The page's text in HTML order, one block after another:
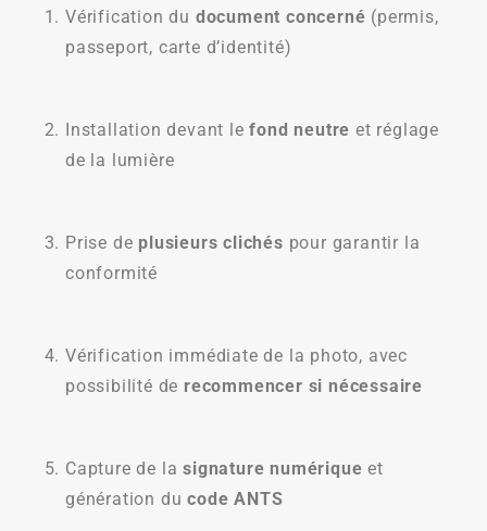
Vérification du document concerné (permis,
passeport, carte d’identité)
Installation devant lefond neutre et réglage
de la lumière
Prise de plusieurs clichés pour garantir la
conformité
Vérification immédiate de la photo, avec
possibilité de recommencer si nécessaire
Capture de lasignature numérique et
génération ducode ANTS